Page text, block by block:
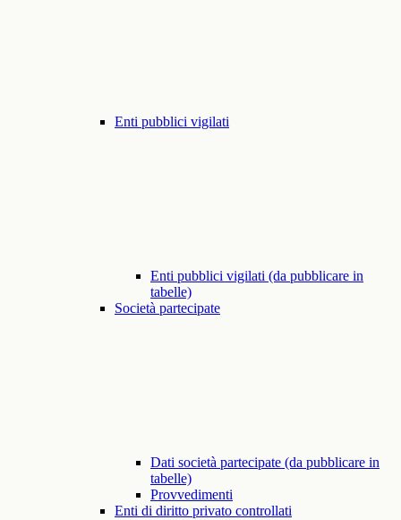
Enti pubblici vigilati
Enti pubblici vigilati (da pubblicare in
tabelle)
Società partecipate
Dati società partecipate (da pubblicare in
tabelle)
Provvedimenti
Enti di diritto privato controllati